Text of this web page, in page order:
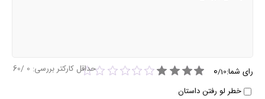
رای شما: 0/10
خطر لو رفتن داستان
حداقل کارکتر بررسی: 0
/60